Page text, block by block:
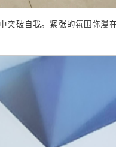
破自我。紧张的氛围弥漫